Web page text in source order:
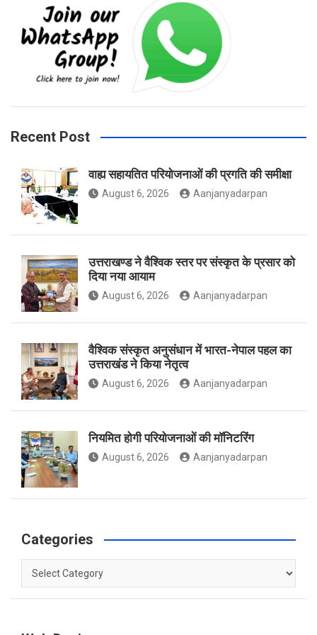
o
k
g
m
e
Recent Post
वाह्य सहायतित परियोजनाओं की प्रगति की समीक्षा
August 6, 2026 Aanjanyadarpan
उत्तराखण्ड ने वैश्विक स्तर पर संस्कृत के प्रसार को
दिया नया आयाम
August 6, 2026 Aanjanyadarpan
वैश्विक संस्कृत अनुसंधान में भारत-नेपाल पहल का
उत्तराखंड ने किया नेतृत्व
August 6, 2026 Aanjanyadarpan
नियमित होगी परियोजनाओं की मॉनिटरिंग
August 6, 2026 Aanjanyadarpan
Categories
Categories